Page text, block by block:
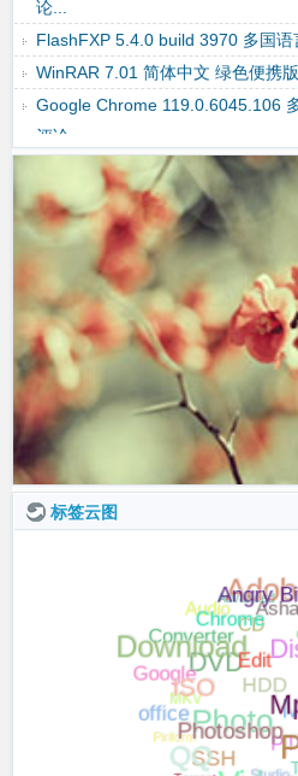
论...
FlashFXP 5.4.0 build 3970 多国
WinRAR 7.01 简体中文 绿色便携
Google Chrome 119.0.6045.106
评论...
标签云图
Advanced
Angry
Audio
CD
Chrome
Converter
Download
DVD
Edit
Google
HDD
ISO
MKV
office
Photo
Photoshop
Piriform
PT
QQ Studio